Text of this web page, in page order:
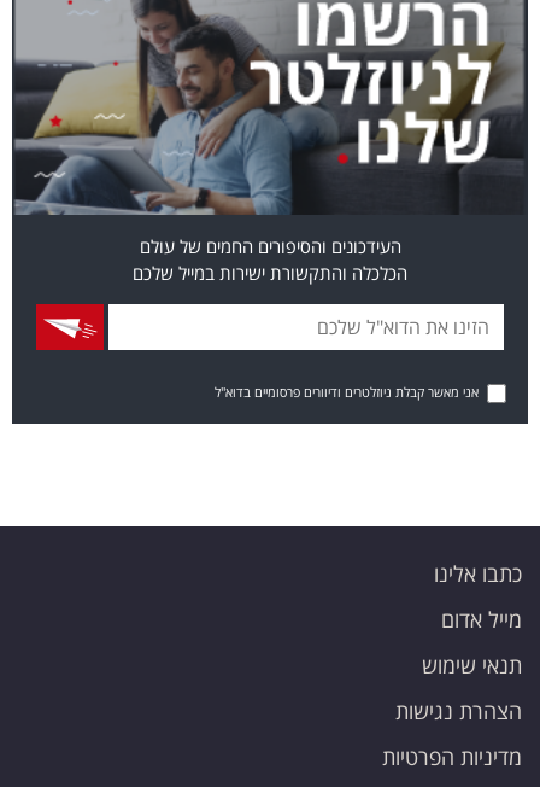
העידכונים והסיפורים החמים של עולם
הכלכלה והתקשורת ישירות במייל שלכם
אני מאשר קבלת ניוזלטרים ודיוורים פרסומיים בדוא"ל
כתבו אלינו
מייל אדום
תנאי שימוש
הצהרת נגישות
מדיניות הפרטיות